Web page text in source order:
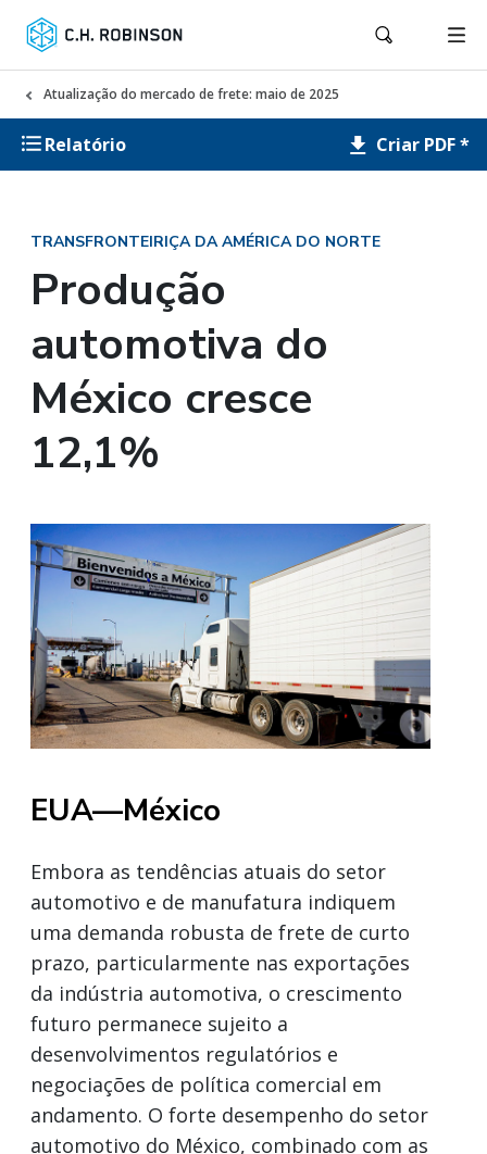
Atualização do mercado de frete: maio de 2025
Relatório Criar PDF *
TRANSFRONTEIRIÇA DA AMÉRICA DO NORTE
Produção
automotiva do
México cresce
12,1%
EUA—México
Embora as tendências atuais do setor
automotivo e de manufatura indiquem
uma demanda robusta de frete de curto
prazo, particularmente nas exportações
da indústria automotiva, o crescimento
futuro permanece sujeito a
desenvolvimentos regulatórios e
negociações de política comercial em
andamento. O forte desempenho do setor
automotivo do México, combinado com as